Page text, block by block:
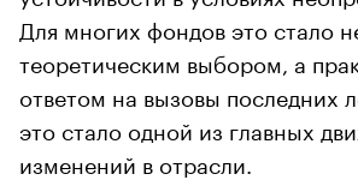
Для многих фондов это стало
теоретическим выбором, а
ответом на вызовы последних
это стало одной из главных
изменений в отрасли.